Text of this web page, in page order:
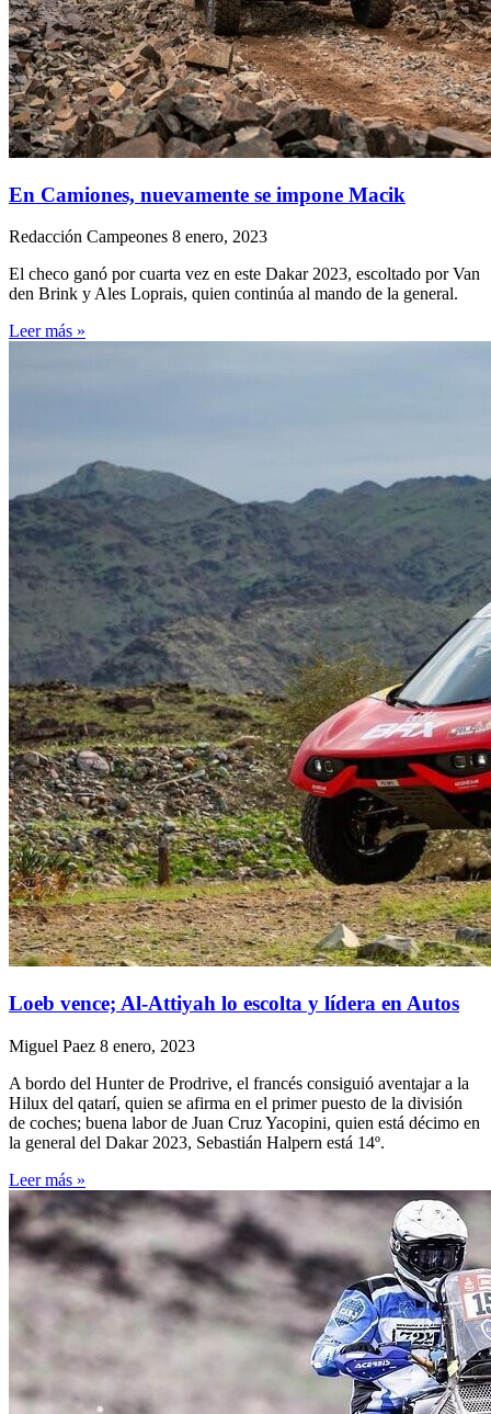
En Camiones, nuevamente se impone Macik
Redacción Campeones 8 enero, 2023
El checo ganó por cuarta vez en este Dakar 2023, escoltado por Van
den Brink y Ales Loprais, quien continúa al mando de la general.
Leer más »
Loeb vence; Al-Attiyah lo escolta y lídera en Autos
Miguel Paez 8 enero, 2023
A bordo del Hunter de Prodrive, el francés consiguió aventajar a la
Hilux del qatarí, quien se afirma en el primer puesto de la división
de coches; buena labor de Juan Cruz Yacopini, quien está décimo en
la general del Dakar 2023, Sebastián Halpern está 14º.
Leer más »